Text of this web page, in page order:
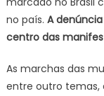
no país. A
centro das
As marchas das
entre outro temas,